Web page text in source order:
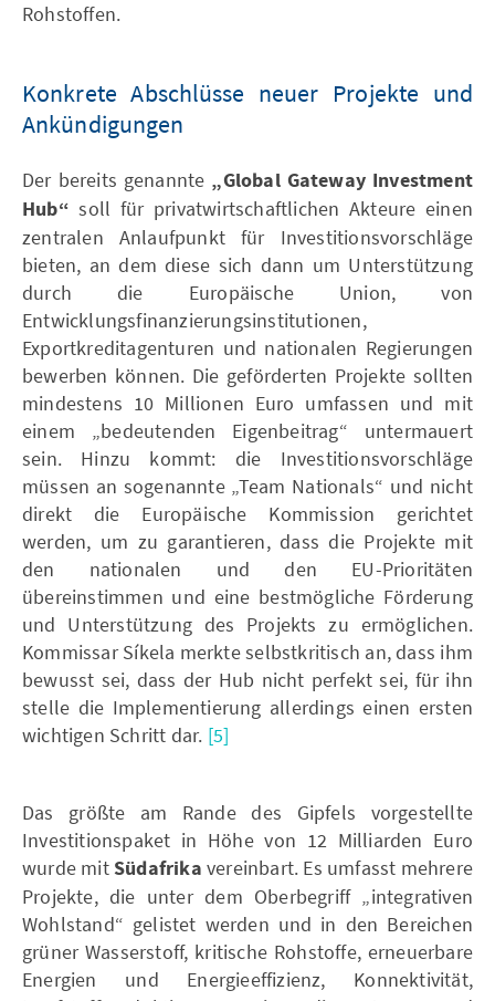
Rohstoffen.
Konkrete Abschlüsse neuer Projekte und
Ankündigungen
Der bereits genannte „Global Gateway Investment
Hub“ soll für privatwirtschaftlichen Akteure einen
zentralen Anlaufpunkt für Investitionsvorschläge
bieten, an dem diese sich dann um Unterstützung
durch die Europäische Union, von
Entwicklungsfinanzierungsinstitutionen,
Exportkreditagenturen und nationalen Regierungen
bewerben können. Die geförderten Projekte sollten
mindestens 10 Millionen Euro umfassen und mit
einem „bedeutenden Eigenbeitrag“ untermauert
sein. Hinzu kommt: die Investitionsvorschläge
müssen an sogenannte „Team Nationals“ und nicht
direkt die Europäische Kommission gerichtet
werden, um zu garantieren, dass die Projekte mit
den nationalen und den EU-Prioritäten
übereinstimmen und eine bestmögliche Förderung
und Unterstützung des Projekts zu ermöglichen.
Kommissar Síkela merkte selbstkritisch an, dass ihm
bewusst sei, dass der Hub nicht perfekt sei, für ihn
stelle die Implementierung allerdings einen ersten
wichtigen Schritt dar. [5]
Das größte am Rande des Gipfels vorgestellte
Investitionspaket in Höhe von 12 Milliarden Euro
wurde mit Südafrika vereinbart. Es umfasst mehrere
Projekte, die unter dem Oberbegriff „integrativen
Wohlstand“ gelistet werden und in den Bereichen
grüner Wasserstoff, kritische Rohstoffe, erneuerbare
Energien und Energieeffizienz, Konnektivität,